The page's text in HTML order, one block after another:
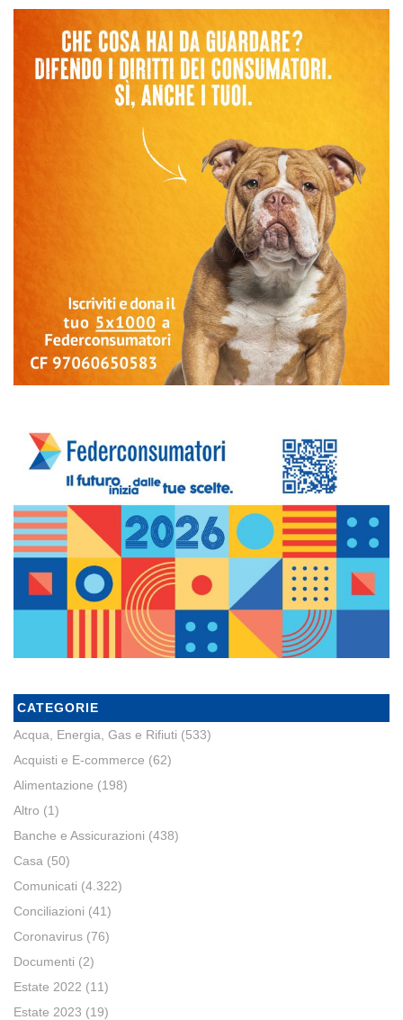
CATEGORIE
Acqua, Energia, Gas e Rifiuti (533)
Acquisti e E-commerce (62)
Alimentazione (198)
Altro (1)
Banche e Assicurazioni (438)
Casa (50)
Comunicati (4.322)
Conciliazioni (41)
Coronavirus (76)
Documenti (2)
Estate 2022 (11)
Estate 2023 (19)